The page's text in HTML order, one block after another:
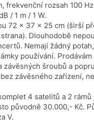
frekvenční rozsah 100
/ 1 m / 1 W.
72 x 37 x 25 cm (širší
Dlouhodobě
Nemají žádný
používání.
závěsných šroubů a
závěsného zařízení,
4 satelitů a 2 rámů
původně 30.000,- Kč.
V.